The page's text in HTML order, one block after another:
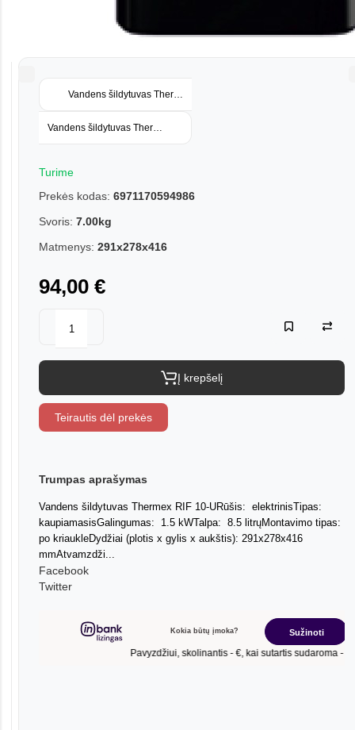
Vandens šildytuvas Thermex RIF 10-O
Vandens šildytuvas Thermex RIF 15-O
Turime
Prekės kodas: 6971170594986
Svoris: 7.00kg
Matmenys: 291x278x416
94,00 €
Į krepšelį
Teirautis dėl prekės
Trumpas aprašymas
Vandens šildytuvas Thermex RIF 10-URūšis: elektrinisTipas:
kaupiamasisGalingumas: 1.5 kWTalpa: 8.5 litrųMontavimo tipas:
po kriaukleDydžiai (plotis x gylis x aukštis): 291x278x416
mmAtvamzdži...
Facebook
Twitter